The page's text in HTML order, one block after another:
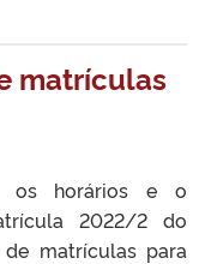
matrículas
os horários e o
2022/2 do
de matrículas para